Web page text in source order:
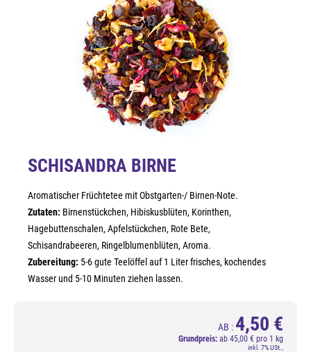
SCHISANDRA BIRNE
Aromatischer Früchtetee mit Obstgarten-/ Birnen-Note.
Zutaten: Birnenstückchen, Hibiskusblüten, Korinthen,
Hagebuttenschalen, Apfelstückchen, Rote Bete,
Schisandrabeeren, Ringelblumenblüten, Aroma.
Zubereitung: 5-6 gute Teelöffel auf 1 Liter frisches, kochendes
Wasser und 5-10 Minuten ziehen lassen.
AB : 4,50 €
Grundpreis: ab 45,00 € pro 1 kg
inkl. 7% USt.,